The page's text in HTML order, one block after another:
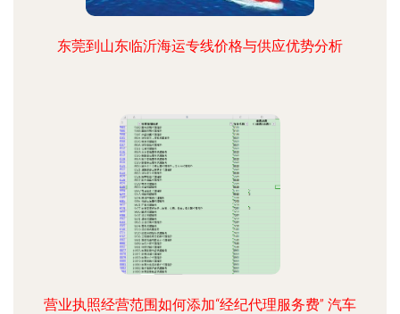
东莞到山东临沂海运专线价格与供应优势分析
营业执照经营范围如何添加“经纪代理服务费” 汽车